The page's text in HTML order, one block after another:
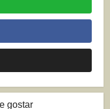
gostar